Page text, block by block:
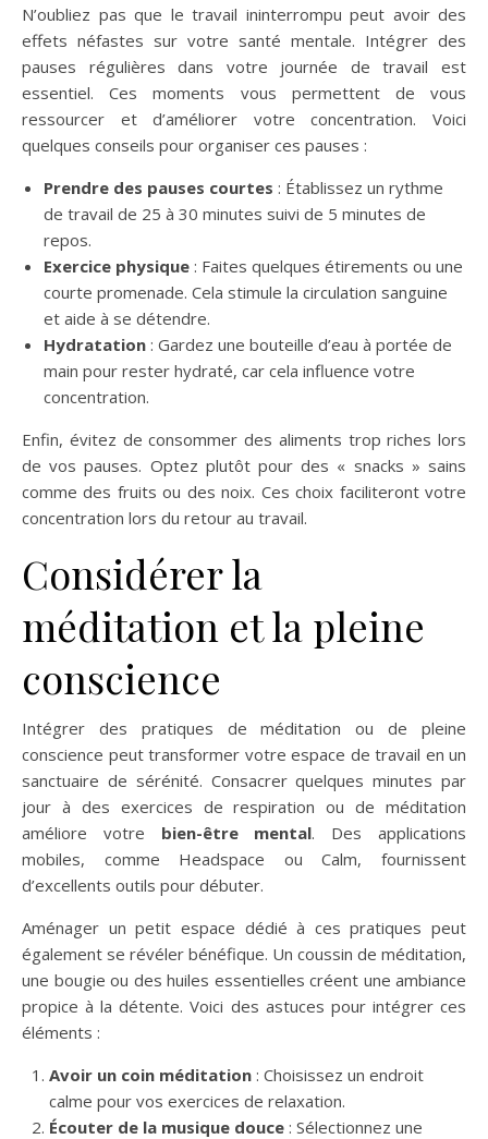
N’oubliez pas que le travail ininterrompu peut avoir des
effets néfastes sur votre santé mentale. Intégrer des
pauses régulières dans votre journée de travail est
essentiel. Ces moments vous permettent de vous
ressourcer et d’améliorer votre concentration. Voici
quelques conseils pour organiser ces pauses :
Prendre des pauses courtes : Établissez un rythme
de travail de 25 à 30 minutes suivi de 5 minutes de
repos.
Exercice physique : Faites quelques étirements ou une
courte promenade. Cela stimule la circulation sanguine
et aide à se détendre.
Hydratation : Gardez une bouteille d’eau à portée de
main pour rester hydraté, car cela influence votre
concentration.
Enfin, évitez de consommer des aliments trop riches lors
de vos pauses. Optez plutôt pour des « snacks » sains
comme des fruits ou des noix. Ces choix faciliteront votre
concentration lors du retour au travail.
Considérer la
méditation et la pleine
conscience
Intégrer des pratiques de méditation ou de pleine
conscience peut transformer votre espace de travail en un
sanctuaire de sérénité. Consacrer quelques minutes par
jour à des exercices de respiration ou de méditation
améliore votre bien-être mental. Des applications
mobiles, comme Headspace ou Calm, fournissent
d’excellents outils pour débuter.
Aménager un petit espace dédié à ces pratiques peut
également se révéler bénéfique. Un coussin de méditation,
une bougie ou des huiles essentielles créent une ambiance
propice à la détente. Voici des astuces pour intégrer ces
éléments :
Avoir un coin méditation : Choisissez un endroit
calme pour vos exercices de relaxation.
Écouter de la musique douce : Sélectionnez une